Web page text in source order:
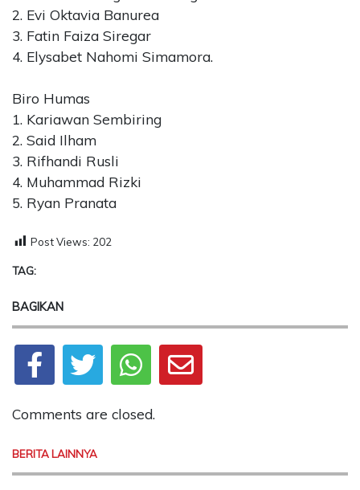
2. Evi Oktavia Banurea
3. Fatin Faiza Siregar
4. Elysabet Nahomi Simamora.
Biro Humas
1. Kariawan Sembiring
2. Said Ilham
3. Rifhandi Rusli
4. Muhammad Rizki
5. Ryan Pranata
Post Views: 202
TAG:
BAGIKAN
Comments are closed.
BERITA LAINNYA